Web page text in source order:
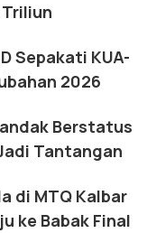
Sepakati KUA-
2026
Berstatus
Tantangan
di MTQ Kalbar
ke Babak Final